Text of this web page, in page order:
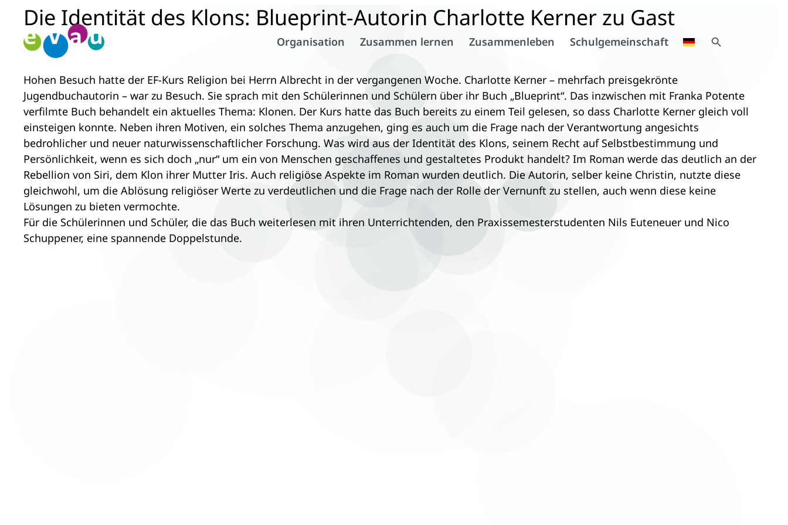
Zum
Inhalt
springen
Organisation Zusammen lernen Zusammenleben Schulgemeinschaft
Die Identität des Klons: Blueprint-Autorin Charlotte Kerner zu Gast
Hohen Besuch hatte der EF-Kurs Religion bei Herrn Albrecht in der vergangenen Woche. Charlotte Kerner – mehrfach preisgekrönte
Jugendbuchautorin – war zu Besuch. Sie sprach mit den Schülerinnen und Schülern über ihr Buch „Blueprint“. Das inzwischen mit Franka Potente
verfilmte Buch behandelt ein aktuelles Thema: Klonen. Der Kurs hatte das Buch bereits zu einem Teil gelesen, so dass Charlotte Kerner gleich voll
einsteigen konnte. Neben ihren Motiven, ein solches Thema anzugehen, ging es auch um die Frage nach der Verantwortung angesichts
bedrohlicher und neuer naturwissenschaftlicher Forschung. Was wird aus der Identität des Klons, seinem Recht auf Selbstbestimmung und
Persönlichkeit, wenn es sich doch „nur“ um ein von Menschen geschaffenes und gestaltetes Produkt handelt? Im Roman werde das deutlich an der
Rebellion von Siri, dem Klon ihrer Mutter Iris. Auch religiöse Aspekte im Roman wurden deutlich. Die Autorin, selber keine Christin, nutzte diese
gleichwohl, um die Ablösung religiöser Werte zu verdeutlichen und die Frage nach der Rolle der Vernunft zu stellen, auch wenn diese keine
Lösungen zu bieten vermochte.
Für die Schülerinnen und Schüler, die das Buch weiterlesen mit ihren Unterrichtenden, den Praxissemesterstudenten Nils Euteneuer und Nico
Schuppener, eine spannende Doppelstunde.